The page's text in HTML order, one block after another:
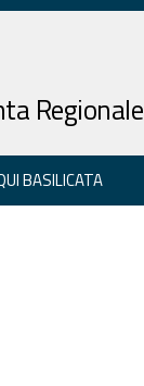
Regionale
BASILICATA